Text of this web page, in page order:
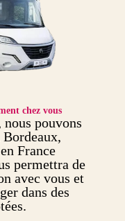
chez vous
nous pouvons
France
permettra de
avec vous et
dans des